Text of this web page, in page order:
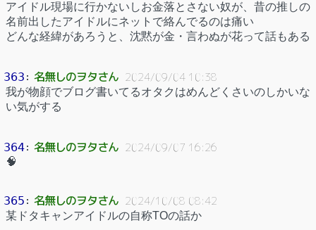
アイドル現場に行かないしお金落とさない奴が、昔の推しの
名前出したアイドルにネットで絡んでるのは痛い
どんな経緯があろうと、沈黙が金・言わぬが花って話もある
363 ： 名無しのヲタさん 2024/09/04 10:38
我が物顔でブログ書いてるオタクはめんどくさいのしかいな
い気がする
364： 名無しのヲタさん 2024/09/07 16:26
🧠
365 ： 名無しのヲタさん 2024/10/08 08:42
某ドタキャンアイドルの自称TOの話か